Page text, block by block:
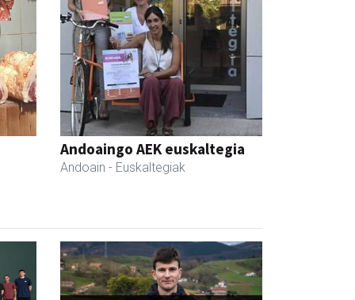
Andoaingo AEK euskaltegia
Andoain - Euskaltegiak